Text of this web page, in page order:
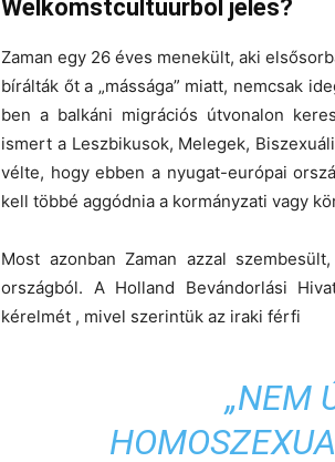
Welkomstcultuurból jeles?
Zaman egy 26 éves menekült, aki
bírálták őt a „mássága” miatt, nemcsak
ben a balkáni migrációs útvonalon
ismert a Leszbikusok, Melegek,
vélte, hogy ebben a nyugat-európai
kell többé aggódnia a kormányzati vagy
Most azonban Zaman azzal
országból. A Holland Bevándorlási
kérelmét , mivel szerintük az iraki férfi
„NEM